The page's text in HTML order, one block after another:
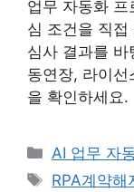
업무 자동화 프
심 조건을 직접
심사 결과를
동연장, 라이
을 확인하세요.
카
테
AI 업무 자
태
RPA계약해